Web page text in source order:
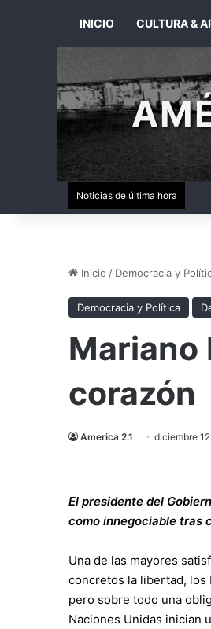
INICIO CULTURA &
Noticias de última hora
Inicio / Democracia y
Democracia y Política
Mariano
corazón
America 2.1 diciembre
El presidente del
como innegociable tras
Una de las mayores
concretos la libertad, los
pero sobre todo una
Naciones Unidas inician